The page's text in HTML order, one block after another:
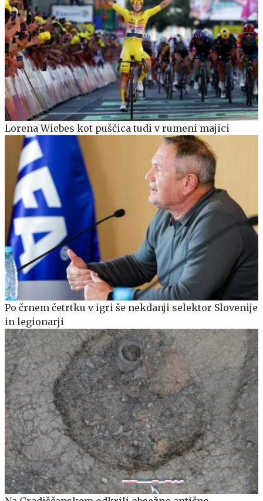
Lorena Wiebes kot puščica tudi v rumeni majici
Po črnem četrtku v igri še nekdanji selektor Slovenije
in legionarji